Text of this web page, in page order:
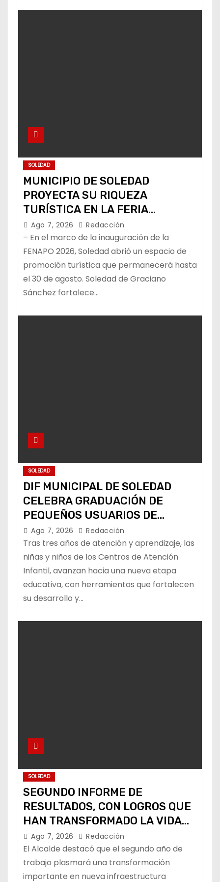
SOLEDAD
MUNICIPIO DE SOLEDAD
PROYECTA SU RIQUEZA
TURÍSTICA EN LA FERIA
NACIONAL POTOSINA
Ago 7, 2026 Redacción
– En el marco de la inauguración de la
FENAPO 2026, Soledad abrió un espacio de
promoción turística que permanecerá hasta
el 30 de agosto. Soledad de Graciano
Sánchez fortalece…
SOLEDAD
DIF MUNICIPAL DE SOLEDAD
CELEBRA GRADUACIÓN DE
PEQUEÑOS USUARIOS DE
ESTANCIAS “CAPULLITOS 1 Y 2”
Ago 7, 2026 Redacción
Tras tres años de atención y aprendizaje, las
niñas y niños de los Centros de Atención
Infantil, avanzan hacia una nueva etapa
educativa, con herramientas que fortalecen
su desarrollo y…
SOLEDAD
SEGUNDO INFORME DE
RESULTADOS, CON LOGROS QUE
HAN TRANSFORMADO LA VIDA
DE LOS SOLEDENSES: JUAN
MANUEL NAVARRO
Ago 7, 2026 Redacción
El Alcalde destacó que el segundo año de
trabajo plasmará una transformación
importante en nueva infraestructura